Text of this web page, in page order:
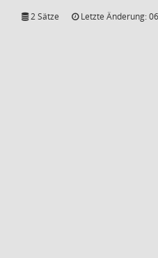
2 Sätze Letzte Änderung: